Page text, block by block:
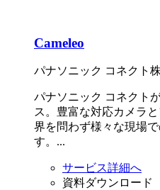
Cameleo
パナソニック コネクト
パナソニック コネクト
ス。豊富な対応カメラ
界を問わず様々な現場
す。...
サービス詳細へ
資料ダウンロード